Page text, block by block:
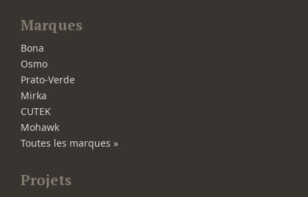
Marques
Bona
Osmo
Prato-Verde
Mirka
CUTEK
Mohawk
Toutes les marques »
Projets